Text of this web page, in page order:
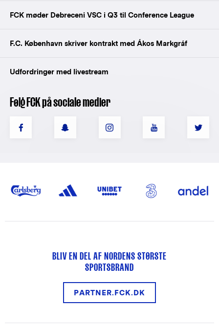
FCK møder Debreceni VSC i Q3 til Conference League
F.C. København skriver kontrakt med Ákos Markgráf
Udfordringer med livestream
Følg FCK på sociale medier
BLIV EN DEL AF NORDENS STØRSTE
SPORTSBRAND
PARTNER.FCK.DK